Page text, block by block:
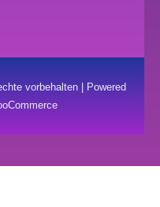
vorbehalten | Powered